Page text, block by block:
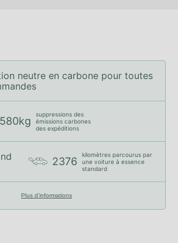
neutre en carbone pour toutes
580kg
suppressions des
émissions carbones
des expéditions
2376
kilomètres parcourus par
une voiture à essence
standard
Plus d’informations